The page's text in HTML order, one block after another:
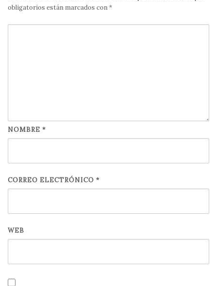
obligatorios están marcados con*
NOMBRE *
CORREO ELECTRÓNICO *
WEB